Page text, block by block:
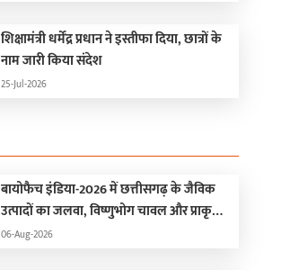
शिक्षामंत्री धर्मेंद्र प्रधान ने इस्तीफा दिया, छात्रों के
नाम जारी किया संदेश
25-Jul-2026
बायोफैच इंडिया-2026 में छत्तीसगढ़ के जैविक
उत्पादों का जलवा, विष्णुभोग चावल और प्राकृतिक
शहद ने बटोरी सुर्खियां
06-Aug-2026